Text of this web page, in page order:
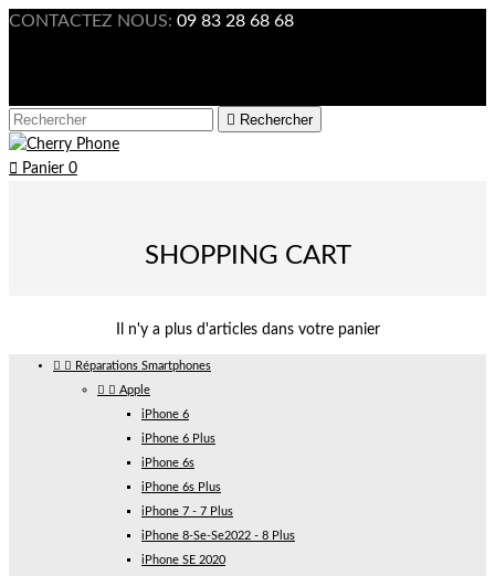
CONTACTEZ NOUS: 09 83 28 68 68
 Rechercher
 Panier 0
SHOPPING CART
Il n'y a plus d'articles dans votre panier
  Réparations Smartphones
  Apple
iPhone 6
iPhone 6 Plus
iPhone 6s
iPhone 6s Plus
iPhone 7 - 7 Plus
iPhone 8-Se-Se2022 - 8 Plus
iPhone SE 2020